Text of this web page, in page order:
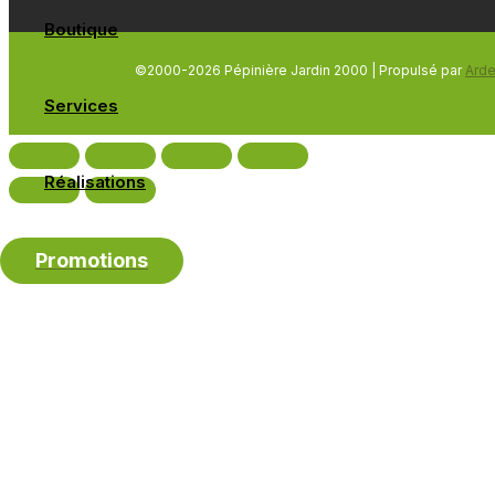
Boutique
Services
Réalisations
Promotions
©2000-2026 Pépinière Jardin 2000 | Propulsé par